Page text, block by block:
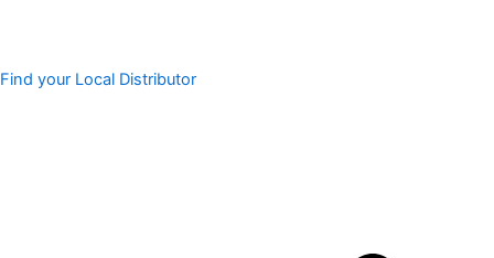
Find your Local Distributor